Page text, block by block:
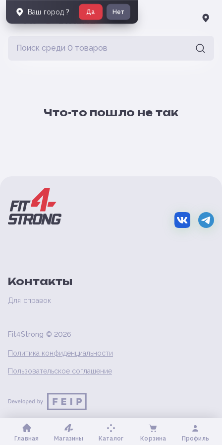
Что-то пошло не так
Контакты
Для справок
Fit4Strong © 2026
Политика конфиденциальности
Пользовательское соглашение
Главная Магазины Каталог Корзина Профиль
Ваш город ? Да Нет